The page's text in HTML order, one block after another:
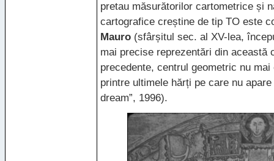
pretau măsurătorilor cartometrice și
cartografice creștine de tip TO este
Mauro (sfârșitul sec. al XV-lea,
mai precise reprezentări din această
precedente, centrul geometric nu
printre ultimele hărți pe care nu
dream”, 1996).